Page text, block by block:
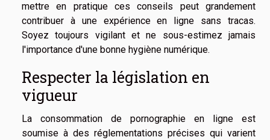
mettre en pratique ces conseils peut grandement
contribuer à une expérience en ligne sans tracas.
Soyez toujours vigilant et ne sous-estimez jamais
l'importance d'une bonne hygiène numérique.
Respecter la législation en
vigueur
La consommation de pornographie en ligne est
soumise à des réglementations précises qui varient